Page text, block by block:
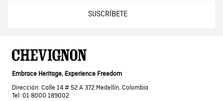
SUSCRÍBETE
Embrace Heritage, Experience Freedom
Dirección: Calle 14 # 52 A 372 Medellín, Colombia
Tel: 01 8000 189002